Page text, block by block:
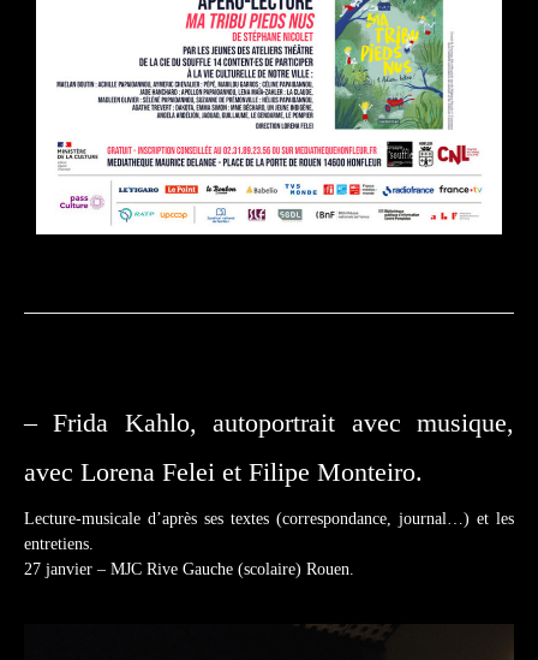
– Frida Kahlo, autoportrait avec musique,
avec Lorena Felei et Filipe Monteiro.
Lecture-musicale d’après ses textes (correspondance, journal…) et les
entretiens.
27 janvier – MJC Rive Gauche (scolaire) Rouen.